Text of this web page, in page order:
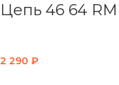
Цепь 46 64 RM
2 290 ₽